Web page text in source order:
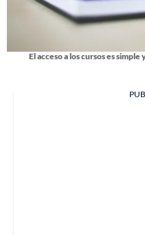
El acceso a los cursos es